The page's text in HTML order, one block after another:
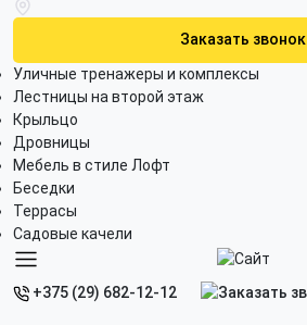
Заказать звонок
Уличные тренажеры и комплексы
Лестницы на второй этаж
Крыльцо
Дровницы
Мебель в стиле Лофт
Беседки
Террасы
Садовые качели
+375 (29) 682-12-12